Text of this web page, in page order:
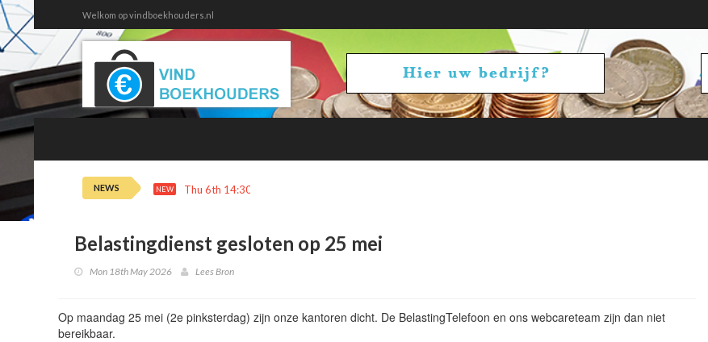
Welkom op vindboekhouders.nl
NEWS NEW Thu 6th 14:30
Belastingdienst gesloten op 25 mei
Mon 18th May 2026 Lees Bron
Op maandag 25 mei (2e pinksterdag) zijn onze kantoren dicht. De BelastingTelefoon en ons webcareteam zijn dan niet
bereikbaar.